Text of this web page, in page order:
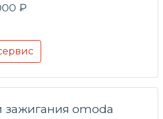
₽
зажигания omoda